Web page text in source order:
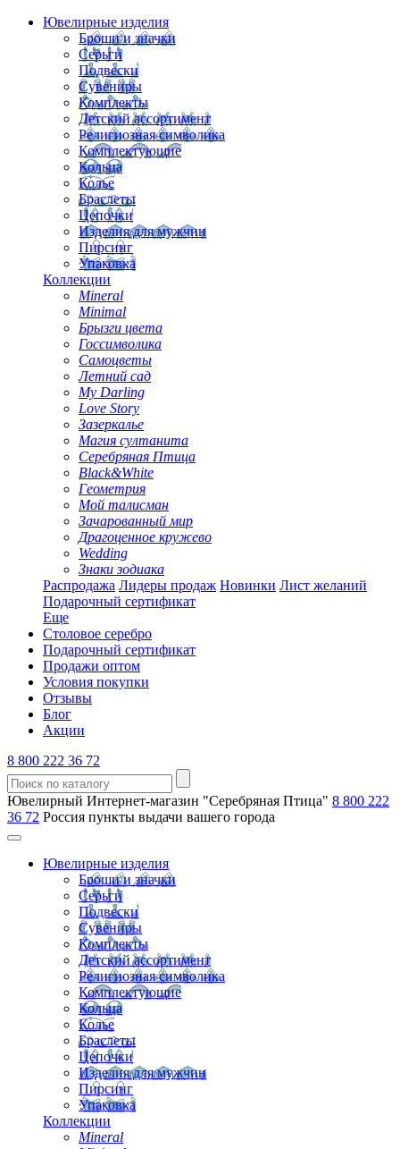
Ювелирные изделия
Броши и значки
Серьги
Подвески
Сувениры
Комплекты
Детский ассортимент
Религиозная символика
Комплектующие
Кольца
Колье
Браслеты
Цепочки
Изделия для мужчин
Пирсинг
Упаковка
Коллекции
Mineral
Minimal
Брызги цвета
Госсимволика
Самоцветы
Летний сад
My Darling
Love Story
Зазеркалье
Магия султанита
Серебряная Птица
Black&White
Геометрия
Мой талисман
Зачарованный мир
Драгоценное кружево
Wedding
Знаки зодиака
Распродажа Лидеры продаж Новинки Лист желаний
Подарочный сертификат
Еще
Столовое серебро
Подарочный сертификат
Продажи оптом
Условия покупки
Отзывы
Блог
Акции
8 800 222 36 72
Ювелирный Интернет-магазин "Серебряная Птица" 8 800 222
36 72 Россия пункты выдачи вашего города
Ювелирные изделия
Броши и значки
Серьги
Подвески
Сувениры
Комплекты
Детский ассортимент
Религиозная символика
Комплектующие
Кольца
Колье
Браслеты
Цепочки
Изделия для мужчин
Пирсинг
Упаковка
Коллекции
Mineral